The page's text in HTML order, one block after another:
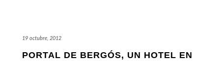
19 octubre, 2012
PORTAL DE BERGÓS, UN HOTEL EN